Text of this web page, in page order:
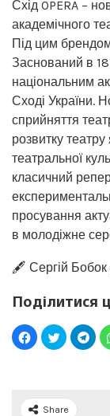
Схід OPERA –
академічного
Під цим
Заснований в
національним
Сході України.
сприйняття
розвитку театру
театральної
класичний
просування
в молодіжне
🖋️ Сергій
Поділитися
Share